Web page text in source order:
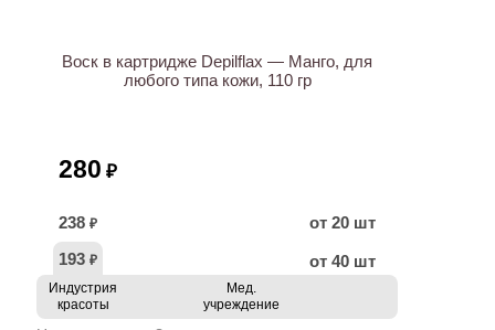
Воск в картридже Depilflax — Манго, для
любого типа кожи, 110 гр
280 ₽
238 ₽
от 20 шт
193 ₽ от 40 шт
Индустрия
красоты
Мед.
учреждение